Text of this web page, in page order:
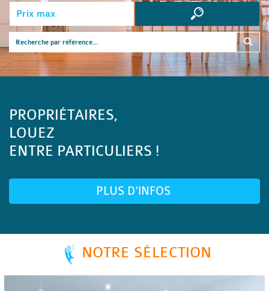
PROPRIÉTAIRES,
LOUEZ
ENTRE PARTICULIERS !
PLUS D'INFOS
NOTRE SÉLECTION